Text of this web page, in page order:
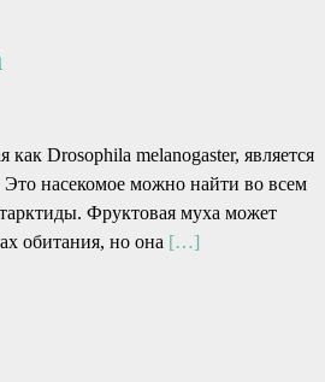
как Drosophila melanogaster, является
Это насекомое можно найти во всем
Фруктовая муха может
обитания, но она […]